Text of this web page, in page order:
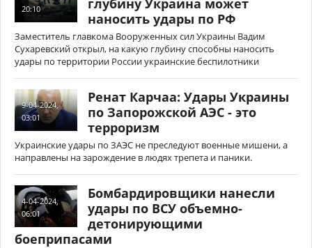
20:10
глубину Украина может
наносить удары по РФ
Заместитель главкома Вооруженных сил Украины Вадим
Сухаревский открыл, на какую глубину способны наносить
удары по территории России украинские беспилотники
9-04-2024,
03:01
Ренат Карчаа: Удары Украины
по Запорожской АЭС - это
терроризм
Украинские удары по ЗАЭС не преследуют военные мишени, а
направлены на зарождение в людях трепета и паники.
4-04-2024,
06:01
Бомбардировщики нанесли
удары по ВСУ объемно-
детонирующими
боеприпасами